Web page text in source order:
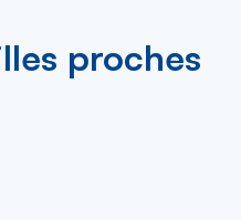
proches